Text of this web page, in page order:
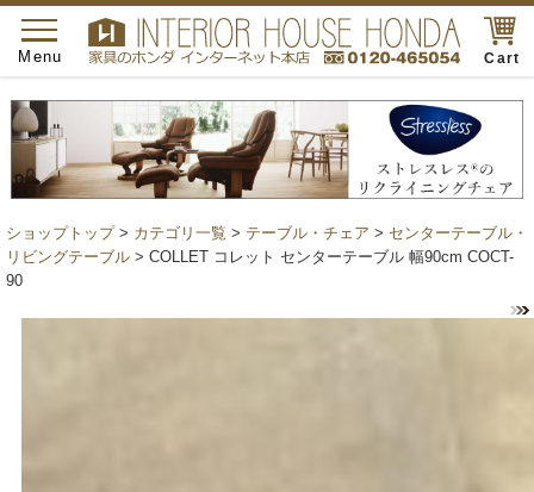
Cart
toggle
navigation
Menu
ショップトップ> カテゴリ一覧 > テーブル・チェア > センターテーブル・
リビングテーブル > COLLET コレット センターテーブル 幅90cm COCT-
90